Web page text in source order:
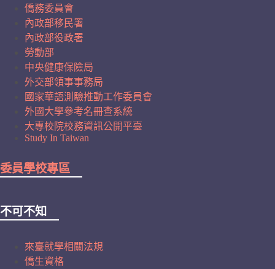
僑務委員會
內政部移民署
內政部役政署
勞動部
中央健康保險局
外交部領事事務局
國家華語測驗推動工作委員會
外國大學參考名冊查系統
大專校院校務資訊公開平臺
Study In Taiwan
委員學校專區
不可不知
來臺就學相關法規
僑生資格